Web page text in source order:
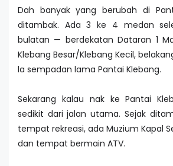
Dah banyak yang berubah di
ditambak. Ada 3 ke 4 medan
bulatan — berdekatan Dataran 1
Klebang Besar/Klebang Kecil,
la sempadan lama Pantai Klebang.
Sekarang kalau nak ke Pantai
sedikit dari jalan utama. Sejak
tempat rekreasi, ada Muzium Kapal
dan tempat bermain ATV.